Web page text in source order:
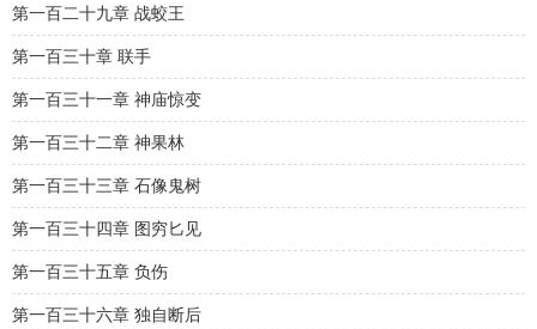
第一百二十九章 战蛟王
第一百三十章 联手
第一百三十一章 神庙惊变
第一百三十二章 神果林
第一百三十三章 石像鬼树
第一百三十四章 图穷匕见
第一百三十五章 负伤
第一百三十六章 独自断后